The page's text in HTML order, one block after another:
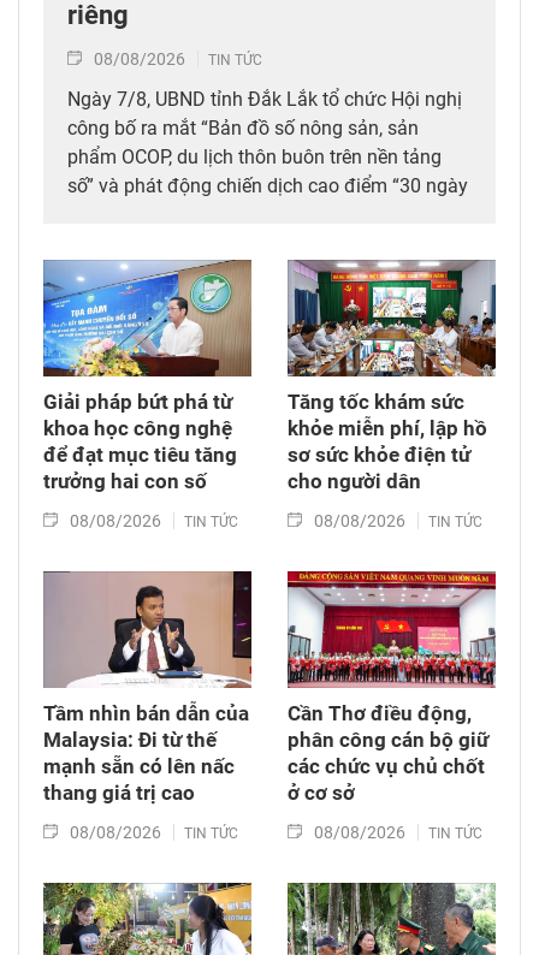
riêng
08/08/2026 TIN TỨC
Ngày 7/8, UBND tỉnh Đắk Lắk tổ chức Hội nghị
công bố ra mắt “Bản đồ số nông sản, sản
phẩm OCOP, du lịch thôn buôn trên nền tảng
số” và phát động chiến dịch cao điểm “30 ngày
sầu riêng trên địa bàn tỉnh. Đây được xem là
bước đi chiến lược nhằm tích hợp đồng bộ
công nghệ số vào chuỗi giá trị nông nghiệp và
phát triển nông thôn địa phương.
Giải pháp bứt phá từ
khoa học công nghệ
để đạt mục tiêu tăng
trưởng hai con số
08/08/2026 TIN TỨC
Tăng tốc khám sức
khỏe miễn phí, lập hồ
sơ sức khỏe điện tử
cho người dân
08/08/2026 TIN TỨC
Tầm nhìn bán dẫn của
Malaysia: Đi từ thế
mạnh sẵn có lên nấc
thang giá trị cao
08/08/2026 TIN TỨC
Cần Thơ điều động,
phân công cán bộ giữ
các chức vụ chủ chốt
ở cơ sở
08/08/2026 TIN TỨC